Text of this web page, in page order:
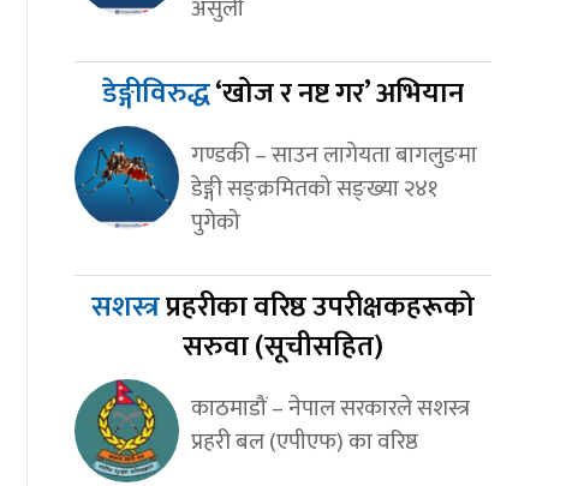
असुली
डेङ्गीविरुद्ध‘खोज र नष्ट गर’ अभियान
गण्डकी – साउन लागेयता बागलुङमा
डेङ्गी सङ्क्रमितको सङ्ख्या २४१
पुगेको
सशस्त्रप्रहरीका वरिष्ठ उपरीक्षकहरूको
सरुवा (सूचीसहित)
काठमाडौं – नेपाल सरकारले सशस्त्र
प्रहरी बल (एपीएफ) का वरिष्ठ